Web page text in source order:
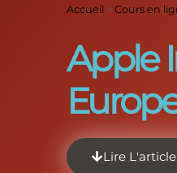
Accueil > Cours en
Apple
Lire L'article